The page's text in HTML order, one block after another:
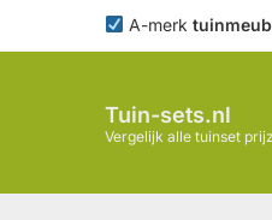
A-merk
Tuin-sets.nl
Vergelijk alle tuinset